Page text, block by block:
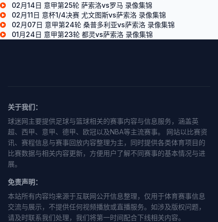
02月14日 意甲第25轮 萨索洛vs罗马 录像集锦
02月11日 意杯1/4决赛 尤文图斯vs萨索洛 录像集锦
02月07日 意甲第24轮 桑普多利亚vs萨索洛 录像集锦
01月24日 意甲第23轮 都灵vs萨索洛 录像集锦
关于我们：
球迷网主要提供足球与篮球相关的赛事内容与信息服务，涵盖英
超、西甲、意甲、德甲、欧冠以及NBA等主流赛事。 网站以比赛资
讯、赛程信息与赛事回放内容整理为主，同时提供各类体育项目的
比赛数据与相关内容更新，方便用户了解不同赛事的基本情况与进
展。
免责声明：
本站所有内容均来源于互联网公开信息整理，仅用于体育赛事信息
交流与展示，不提供任何视频播放或直播服务。如涉及版权问题，
请及时联系我们处理，我们将第一时间配合下线相关内容。